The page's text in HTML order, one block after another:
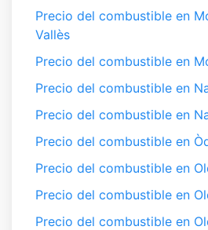
Precio del combustible en
Vallès
Precio del combustible en
Precio del combustible en
Precio del combustible en
Precio del combustible en
Precio del combustible en
Precio del combustible en
Precio del combustible en